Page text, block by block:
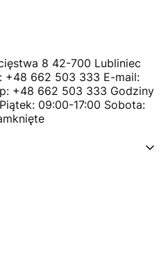
8 42-700 Lubliniec
+48 662 503 333 E-mail:
+48 662 503 333 Godziny
09:00-17:00 Sobota: